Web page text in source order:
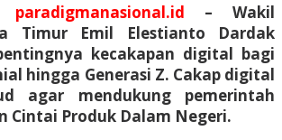
paradigmanasional.id – Wakil
Timur Emil Elestianto Dardak
kecakapan digital bagi
hingga Generasi Z. Cakap digital
agar mendukung pemerintah
Cintai Produk Dalam Negeri.